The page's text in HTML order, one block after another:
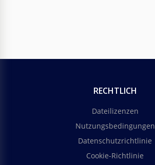
RECHTLICH
Dateilizenzen
Nutzungsbedingungen
Datenschutzrichtlinie
Cookie-Richtlinie